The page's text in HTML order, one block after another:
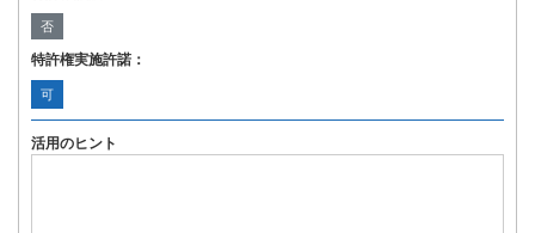
否
特許権実施許諾：
可
活用のヒント